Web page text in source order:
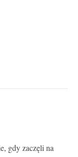
gdy zaczęli na